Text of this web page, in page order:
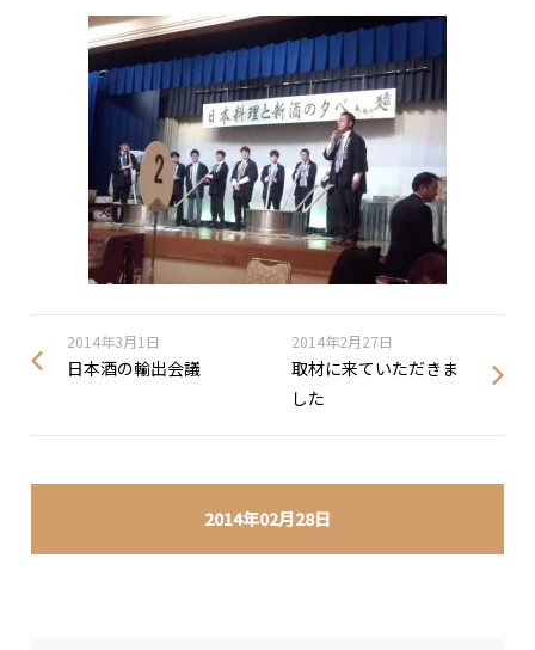
2014年02月28日
2014年3月1日
日本酒の輸出会議
2014年2月27日
取材に来ていただきま
した